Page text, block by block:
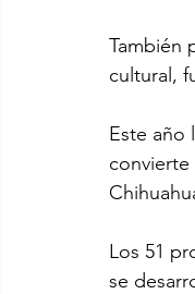
También
cultural,
Este año
Los 51
se